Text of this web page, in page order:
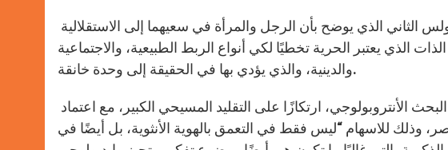
الذي يعتبر الحرية تخطيًا لكي أنواع الربط الطبيعية، والاجتماعية
والدينية، والذي يؤدي بها في الحقيقة إلى وحدة خانقة.
وذلك للاسهام “ليس فقط في التعمق بالهوية الأنثوية، بل أيضًا في